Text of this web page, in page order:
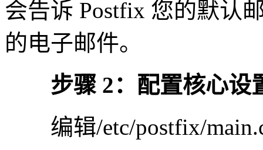
会告诉 Postfix 您的默认
的电子邮件。
步骤 2：配置核心设
编辑/etc/postfix/